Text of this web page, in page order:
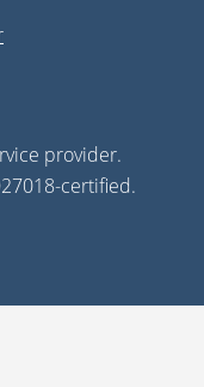
provider.
certified.